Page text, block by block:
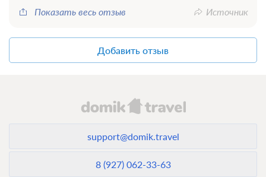
Еще 9 тарифов
всего 12 предложений
Показать весь отзыв
Источник
Добавить отзыв
support@domik.travel
8 (927) 062-33-63